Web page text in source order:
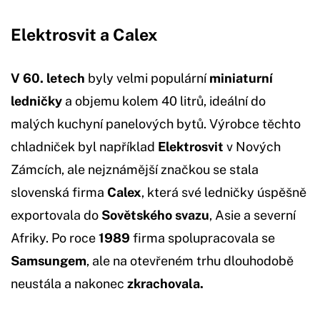
Elektrosvit a Calex
V 60. letech byly velmi populárníminiaturní
ledničky a objemu kolem 40 litrů, ideální do
malých kuchyní panelových bytů. Výrobce těchto
chladniček byl například Elektrosvit v Nových
Zámcích, ale nejznámější značkou se stala
slovenská firma Calex, která své ledničky úspěšně
exportovala do Sovětského svazu, Asie a severní
Afriky. Po roce1989 firma spolupracovala se
Samsungem, ale na otevřeném trhu dlouhodobě
neustála a nakonec zkrachovala.